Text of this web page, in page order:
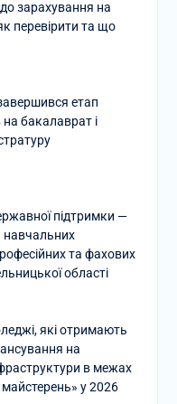
зарахування на
перевірити та що
етап
бакалаврат і
підтримки —
навчальних
та фахових
області
які отримають
на
в межах
у 2026